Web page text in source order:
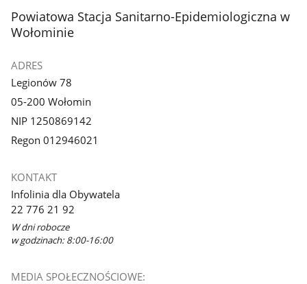
stopka
Powiatowa Stacja Sanitarno-Epidemiologiczna w
Wołominie
ADRES
Legionów 78
05-200 Wołomin
NIP 1250869142
Regon 012946021
KONTAKT
Infolinia dla Obywatela
22 776 21 92
W dni robocze
w godzinach: 8:00-16:00
MEDIA SPOŁECZNOŚCIOWE: